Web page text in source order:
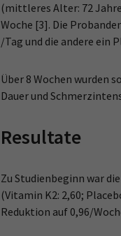
(mittleres Alter: 72
Woche [3]. Die
/Tag und die andere ein
Über 8 Wochen wurden
Dauer und
Resultate
Zu Studienbeginn war
(Vitamin K2: 2,60;
Reduktion auf 0,96/